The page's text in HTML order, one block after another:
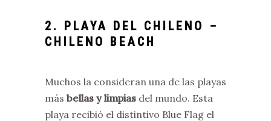
2. PLAYA DEL CHILENO –
CHILENO BEACH
Muchos la consideran una de las playas
más bellas y limpias del mundo. Esta
playa recibió el distintivo Blue Flag el